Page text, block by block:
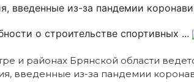
введенные из-за пандемии
о строительстве спортивных ...
и районах Брянской области
введенные из-за пандемии